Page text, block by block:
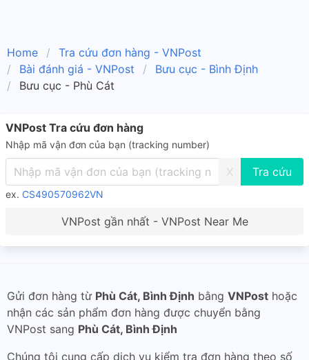
Home
Tra cứu đơn hàng - VNPost
Bài đánh giá - VNPost
Bưu cục - Bình Định
Bưu cục - Phù Cát
VNPost Tra cứu đơn hàng
Nhập mã vận đơn của bạn (tracking number)
X
ex. CS490570962VN
VNPost gần nhất - VNPost Near Me
Gửi đơn hàng từ Phù Cát, Bình Định bằng VNPost hoặc
nhận các sản phẩm đơn hàng được chuyển bằng
VNPost sang Phù Cát, Bình Định
Chúng tôi cung cấp dịch vụ kiểm tra đơn hàng theo số